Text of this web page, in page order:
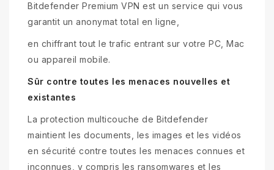
Bitdefender Premium VPN est un service qui vous
garantit un anonymat total en ligne,
en chiffrant tout le trafic entrant sur votre PC, Mac
ou appareil mobile.
Sûr contre toutes les menaces nouvelles et
existantes
La protection multicouche de Bitdefender
maintient les documents, les images et les vidéos
en sécurité contre toutes les menaces connues et
inconnues, y compris les ransomwares et les